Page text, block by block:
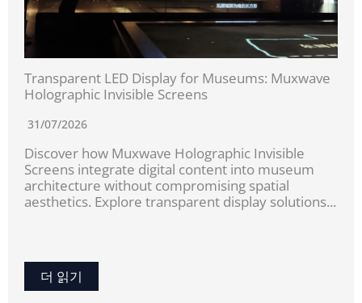
Transparent LED Display for Museums: Muxwave
Holographic Invisible Screens
31/07/2026
Discover how Muxwave Holographic Invisible
Screens integrate digital content into museum
architecture without compromising spatial
aesthetics. Explore transparent display solutions...
더 읽기